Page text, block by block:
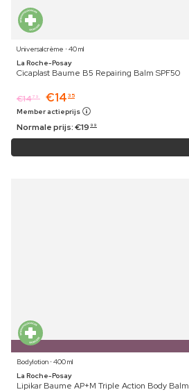
Universalcrème ⋅ 40 ml
La Roche-Posay
Cicaplast Baume B5 Repairing Balm SPF50
€1479 €14 35
Member actieprijs
Normale prijs:€19 99
Bodylotion ⋅ 400 ml
La Roche-Posay
Lipikar Baume AP+M Triple Action Body Balm